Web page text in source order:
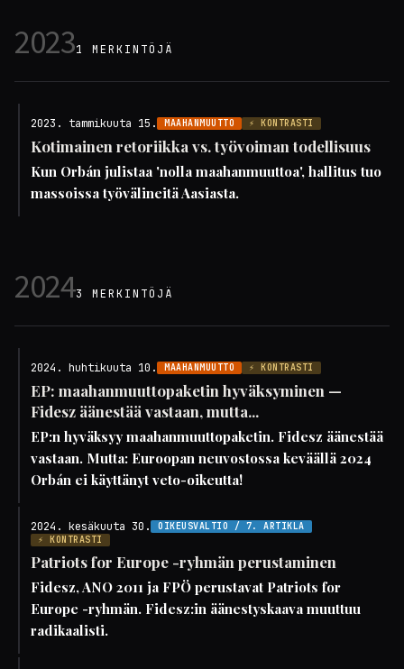
20231 MERKINTÖJÄ
2023. tammikuuta 15. MAAHANMUUTTO ⚡ KONTRASTI
Kotimainen retoriikka vs. työvoiman todellisuus
Kun Orbán julistaa 'nolla maahanmuuttoa', hallitus tuo
massoissa työvälineitä Aasiasta.
20243 MERKINTÖJÄ
2024. huhtikuuta 10. MAAHANMUUTTO ⚡ KONTRASTI
EP: maahanmuuttopaketin hyväksyminen —
Fidesz äänestää vastaan, mutta...
EP:n hyväksyy maahanmuuttopaketin. Fidesz äänestää
vastaan. Mutta: Euroopan neuvostossa keväällä 2024
Orbán ei käyttänyt veto-oikeutta!
2024. kesäkuuta 30.
OIKEUSVALTIO / 7. ARTIKLA
⚡ KONTRASTI
Patriots for Europe -ryhmän perustaminen
Fidesz, ANO 2011 ja FPÖ perustavat Patriots for
Europe -ryhmän. Fidesz:in äänestyskaava muuttuu
radikaalisti.